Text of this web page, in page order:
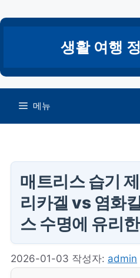
텐
건
너
생활 여행
메뉴
매트리스 습기
리카겔 vs 염화
스 수명에 유리
2026-01-03 작성자: admin